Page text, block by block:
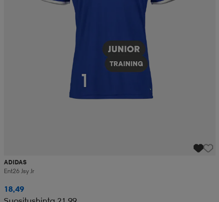
ADIDAS
Ent26 Jsy Jr
18,49